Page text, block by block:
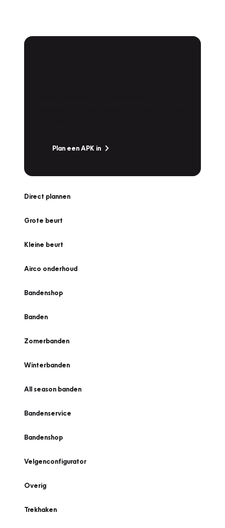
Plan een APK in
Direct plannen
Grote beurt
Kleine beurt
Airco onderhoud
Bandenshop
Banden
Zomerbanden
Winterbanden
All season banden
Bandenservice
Bandenshop
Velgenconfigurator
Overig
Trekhaken